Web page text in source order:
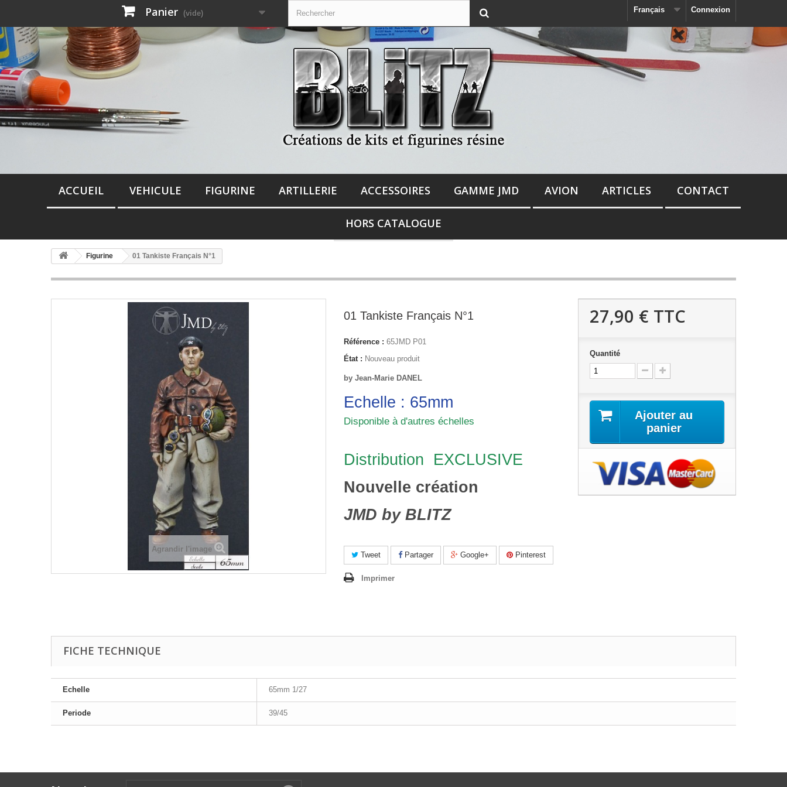
Panier (vide) Connexion
Français
ACCUEIL VEHICULE FIGURINE ARTILLERIE ACCESSOIRES GAMME JMD AVION ARTICLES CONTACT
HORS CATALOGUE
Figurine 01 Tankiste Français N°1
Agrandir l'image
01 Tankiste Français N°1
Référence : 65JMD P01
État : Nouveau produit
by Jean-Marie DANEL
Echelle : 65mm
Disponible à d'autres échelles
Distribution EXCLUSIVE
Nouvelle création
JMD by BLITZ
Tweet Partager Google+ Pinterest
Imprimer
27,90 € TTC
Quantité
Ajouter au
panier
FICHE TECHNIQUE
Echelle 65mm 1/27
Periode 39/45